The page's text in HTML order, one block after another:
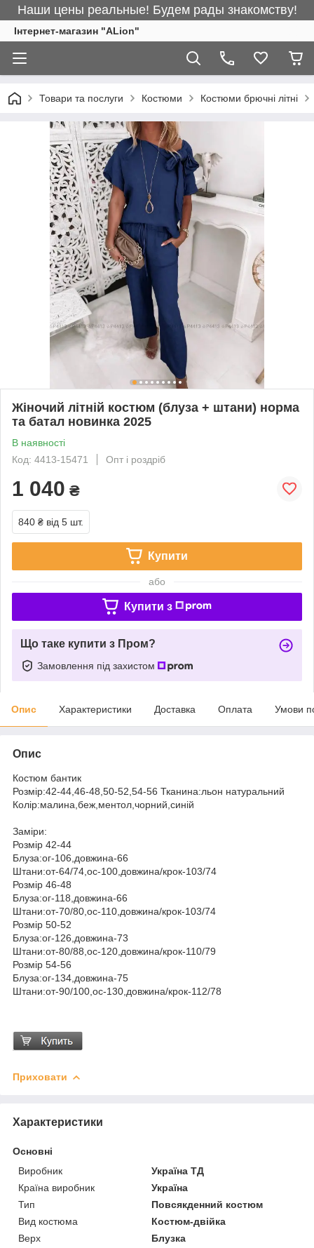
Наши цены реальные! Будем рады знакомству!
Інтернет-магазин "ALіon"
Товари та послуги Костюми Костюми брючні літні
Жіночий літній костюм (блуза + штани) норма
та батал новинка 2025
В наявності
Код: 4413-15471
Опт і роздріб
1 040 ₴
840 ₴ від 5 шт.
Купити
або
Купити з
Що таке купити з Пром?
Замовлення під захистом
Опис Характеристики Доставка Оплата Умови
Опис
Костюм бантик
Розмір:42-44,46-48,50-52,54-56 Тканина:льон натуральний
Колір:малина,беж,ментол,чорний,синій
Заміри:
Розмір 42-44
Блуза:ог-106,довжина-66
Штани:от-64/74,ос-100,довжина/крок-103/74
Розмір 46-48
Блуза:ог-118,довжина-66
Штани:от-70/80,ос-110,довжина/крок-103/74
Розмір 50-52
Блуза:ог-126,довжина-73
Штани:от-80/88,ос-120,довжина/крок-110/79
Розмір 54-56
Блуза:ог-134,довжина-75
Штани:от-90/100,ос-130,довжина/крок-112/78
Приховати
Характеристики
Основні
Виробник
Україна ТД
Країна виробник
Україна
Тип
Повсякденний костюм
Вид костюма
Костюм-двійка
Верх
Блузка